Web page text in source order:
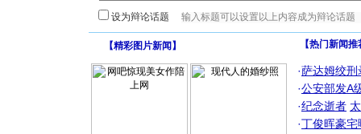
设为辩论话题
【精彩图片新闻 】 【热门新闻
·萨达姆绞刑
·公安部发A
·纪念逝者
·丁俊晖豪